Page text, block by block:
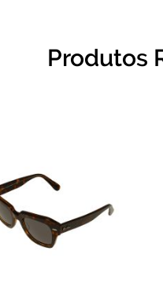
Produtos